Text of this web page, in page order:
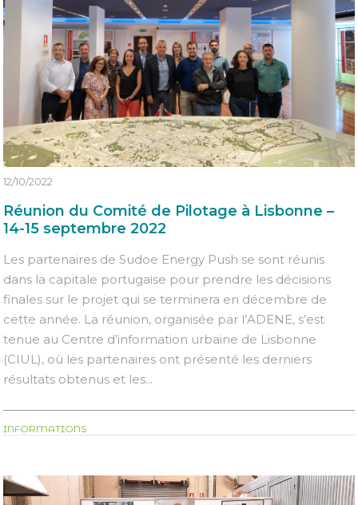
12/10/2022
Réunion du Comité de Pilotage à Lisbonne –
14-15 septembre 2022
Les partenaires de Sudoe Energy Push se sont réunis
dans la capitale portugaise pour prendre les décisions
finales sur le projet qui se terminera en décembre de
cette année. La réunion, organisée par l’ADENE, s’est
tenue au Centre d’information urbaine de Lisbonne
(CIUL), où les partenaires ont présenté les derniers
résultats obtenus et les...
INFORMATIONS